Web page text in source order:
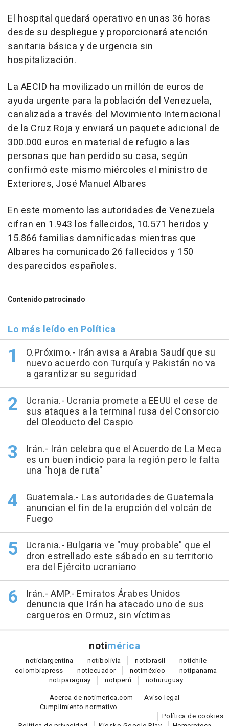
El hospital quedará operativo en unas 36 horas
desde su despliegue y proporcionará atención
sanitaria básica y de urgencia sin
hospitalización.
La AECID ha movilizado un millón de euros de
ayuda urgente para la población del Venezuela,
canalizada a través del Movimiento Internacional
de la Cruz Roja y enviará un paquete adicional de
300.000 euros en material de refugio a las
personas que han perdido su casa, según
confirmó este mismo miércoles el ministro de
Exteriores, José Manuel Albares
En este momento las autoridades de Venezuela
cifran en 1.943 los fallecidos, 10.571 heridos y
15.866 familias damnificadas mientras que
Albares ha comunicado 26 fallecidos y 150
desparecidos españoles.
Contenido patrocinado
Lo más leído en Política
O.Próximo.- Irán avisa a Arabia Saudí que su
nuevo acuerdo con Turquía y Pakistán no va
a garantizar su seguridad
Ucrania.- Ucrania promete a EEUU el cese de
sus ataques a la terminal rusa del Consorcio
del Oleoducto del Caspio
Irán.- Irán celebra que el Acuerdo de La Meca
es un buen indicio para la región pero le falta
una "hoja de ruta"
Guatemala.- Las autoridades de Guatemala
anuncian el fin de la erupción del volcán de
Fuego
Ucrania.- Bulgaria ve "muy probable" que el
dron estrellado este sábado en su territorio
era del Ejército ucraniano
Irán.- AMP.- Emiratos Árabes Unidos
denuncia que Irán ha atacado uno de sus
cargueros en Ormuz, sin víctimas
notimérica
noticiargentina notibolivia notibrasil notichile
colombiapress notiecuador notiméxico notipanama
notiparaguay notiperú notiuruguay
Acerca de notimerica.com
Aviso legal
Cumplimiento normativo
Política de cookies